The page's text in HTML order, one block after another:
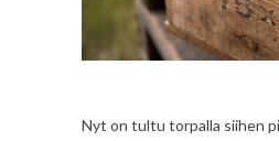
Nyt on tultu torpalla siihen